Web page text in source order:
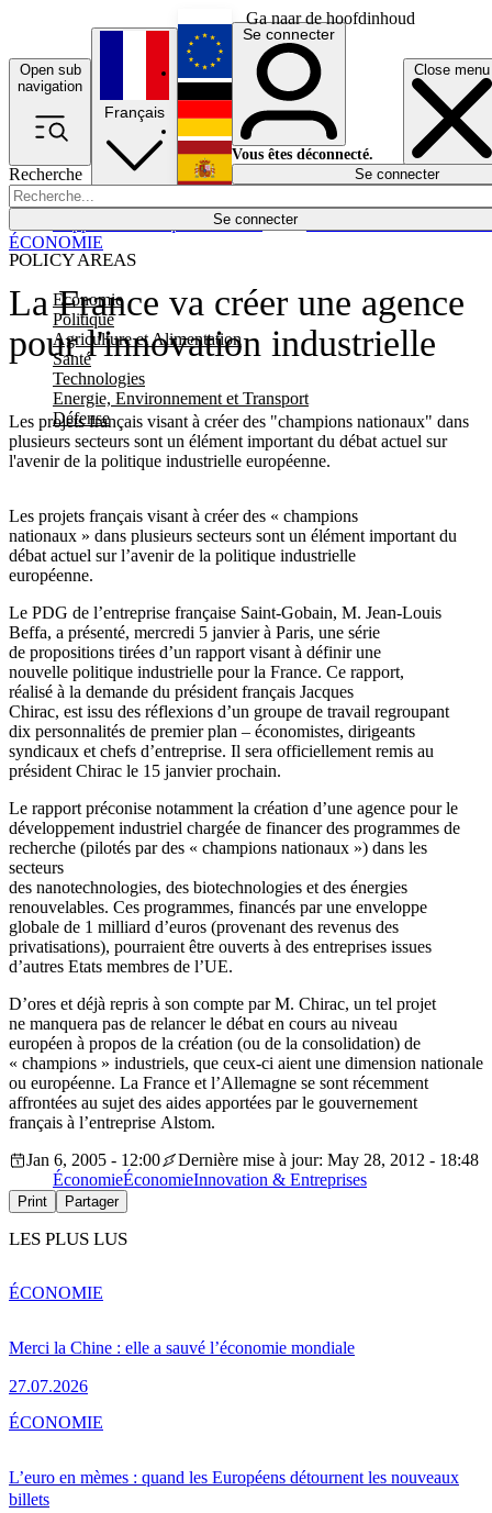
Ga naar de hoofdinhoud
Open sub
navigation
Close menu
Recherche
Se connecter
POLICY AREAS
Economie
Politique
Agriculture et Alimentation
Santé
Technologies
Energie, Environnement et Transport
Défense
Économie
Français
English
Deutsch
Español
Se connecter
Vous êtes déconnecté.
Se connecter
La France va créer une agence
pour l'innovation industrielle
Les projets français visant à créer des "champions nationaux" dans
plusieurs secteurs sont un élément important du débat actuel sur
l'avenir de la politique industrielle européenne.
ÉCONOMIE
Les projets français visant à créer des « champions
nationaux » dans plusieurs secteurs sont un élément important du
débat actuel sur l’avenir de la politique industrielle
européenne.
Le PDG de l’entreprise française Saint-Gobain, M. Jean-Louis
Beffa, a présenté, mercredi 5 janvier à Paris, une série
de propositions tirées d’un rapport visant à définir une
nouvelle politique industrielle pour la France. Ce rapport,
réalisé à la demande du président français Jacques
Chirac, est issu des réflexions d’un groupe de travail regroupant
dix personnalités de premier plan – économistes, dirigeants
syndicaux et chefs d’entreprise. Il sera officiellement remis au
président Chirac le 15 janvier prochain.
Le rapport préconise notamment la création d’une agence pour le
développement industriel chargée de financer des programmes de
recherche (pilotés par des « champions nationaux ») dans les
secteurs
des nanotechnologies, des biotechnologies et des énergies
renouvelables. Ces programmes, financés par une enveloppe
globale de 1 milliard d’euros (provenant des revenus des
privatisations), pourraient être ouverts à des entreprises issues
d’autres Etats membres de l’UE.
D’ores et déjà repris à son compte par M. Chirac, un tel projet
ne manquera pas de relancer le débat en cours au niveau
européen à propos de la création (ou de la consolidation) de
« champions » industriels, que ceux-ci aient une dimension nationale
ou européenne. La France et l’Allemagne se sont récemment
affrontées au sujet des aides apportées par le gouvernement
français à l’entreprise Alstom.
Jan 6, 2005 - 12:00
Dernière mise à jour: May 28, 2012 - 18:48
ÉconomieÉconomieInnovation & Entreprises
Print Partager
LES PLUS LUS
Merci la Chine : elle a sauvé l’économie mondiale
27.07.2026
ÉCONOMIE
L’euro en mèmes : quand les Européens détournent les nouveaux
billets
ÉCONOMIE